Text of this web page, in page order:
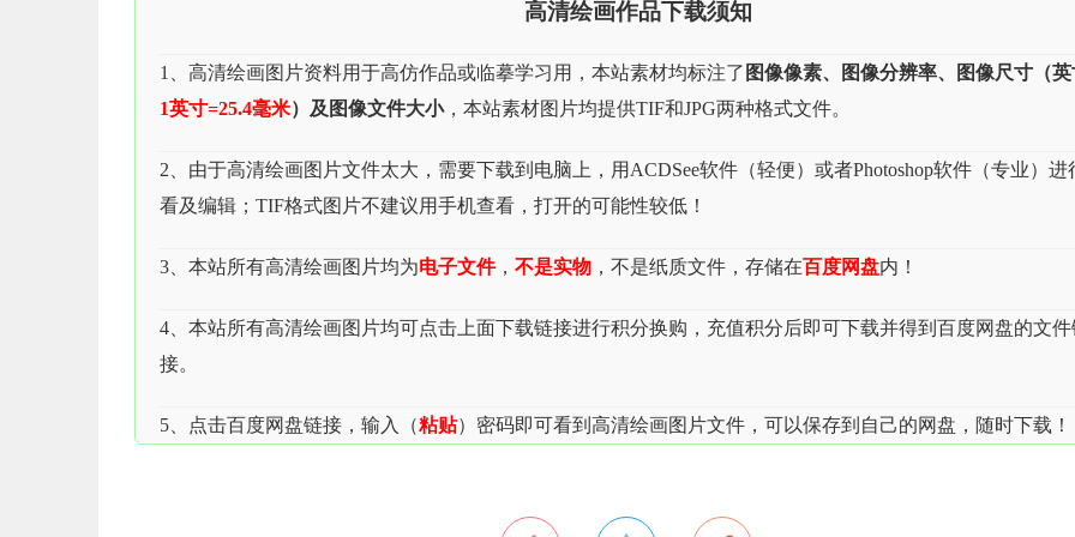
高清绘画作品下载须知
1、高清绘画图片资料用于高仿作品或临摹学习用，本站素材均标注了 图像像素、图像分辨率、图像尺寸（英
1英寸=25.4毫米）及图像文件大小，本站素材图片均提供TIF和JPG两种格式文件。
2、由于高清绘画图片文件太大，需要下载到电脑上，用ACDSee软件（轻便）或者Photoshop软件（专业）进
看及编辑；TIF格式图片不建议用手机查看，打开的可能性较低！
3、本站所有高清绘画图片均为电子文件， 不是实物 ，不是纸质文件，存储在百度网盘内！
4、本站所有高清绘画图片均可点击上面下载链接进行积分换购，充值积分后即可下载并得到百度网盘的文件
接。
5、点击百度网盘链接，输入（粘贴）密码即可看到高清绘画图片文件，可以保存到自己的网盘，随时下载！